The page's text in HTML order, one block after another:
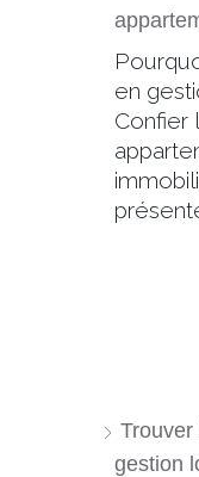
en
Confier
gestion